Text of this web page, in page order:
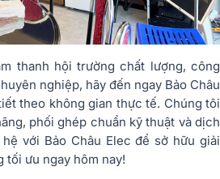
thanh hội trường chất lượng, công
nghiệp, hãy đến ngay Bảo Châu
theo không gian thực tế. Chúng tôi
phối ghép chuẩn kỹ thuật và dịch
với Bảo Châu Elec để sở hữu giải
tối ưu ngay hôm nay!